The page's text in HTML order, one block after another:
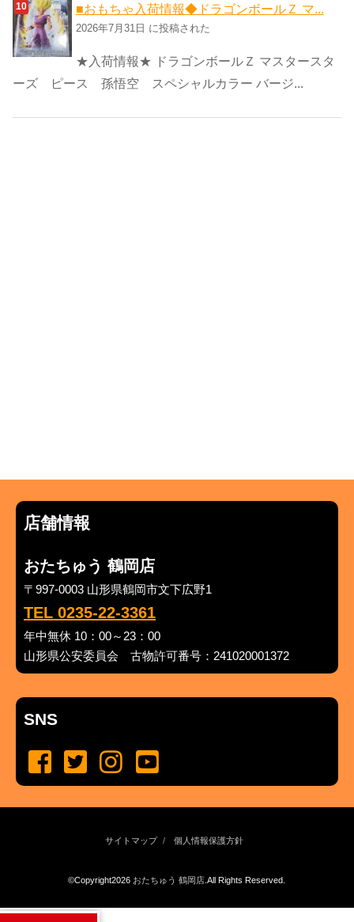
■おもちゃ入荷情報◆ドラゴンボールＺ マ...
2026年7月31日 に投稿された
★入荷情報★ ドラゴンボールＺ マスタースタ
ーズ ピース 孫悟空 スペシャルカラー バージ...
店舗情報
おたちゅう 鶴岡店
〒997-0003 山形県鶴岡市文下広野1
TEL 0235-22-3361
年中無休 10：00～23：00
山形県公安委員会 古物許可番号：241020001372
SNS
サイトマップ 個人情報保護方針
©Copyright2026 おたちゅう 鶴岡店 .All Rights Reserved.